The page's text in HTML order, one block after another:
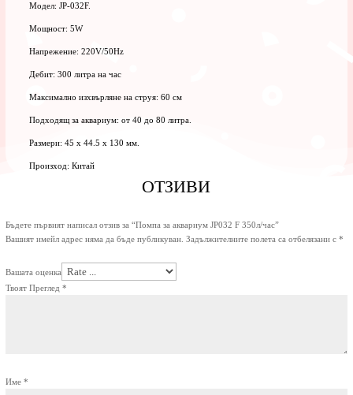
Модел: JP-032F.
Мощност: 5W
Напрежение: 220V/50Hz
Дебит: 300 литра на час
Максимално изхвърляне на струя: 60 см
Подходящ за аквариум: от 40 до 80 литра.
Размери: 45 x 44.5 x 130 мм.
Произход: Китай
ОТЗИВИ
Бъдете първият написал отзив за “Помпа за аквариум JP032 F 350л/час”
Вашият имейл адрес няма да бъде публикуван. Задължителните полета са отбелязани с *
Вашата оценка
Твоят Преглед *
Име *